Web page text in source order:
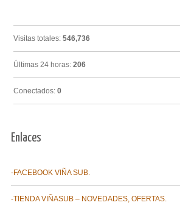
Visitas totales: 546,736
Últimas 24 horas: 206
Conectados: 0
Enlaces
-FACEBOOK VIÑA SUB.
-TIENDA VIÑASUB – NOVEDADES, OFERTAS.